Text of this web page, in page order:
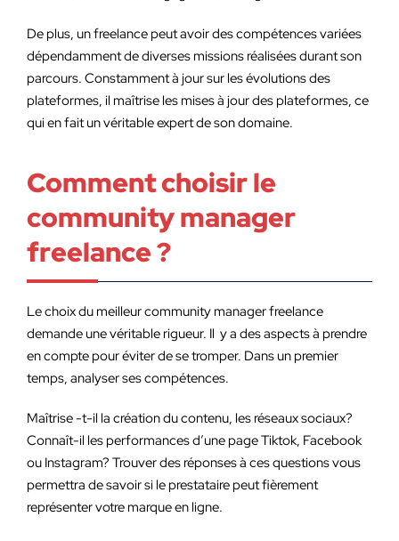
De plus, un freelance peut avoir des compétences variées
dépendamment de diverses missions réalisées durant son
parcours. Constamment à jour sur les évolutions des
plateformes, il maîtrise les mises à jour des plateformes, ce
qui en fait un véritable expert de son domaine.
Comment choisir le
community manager
freelance ?
Le choix du meilleur community manager freelance
demande une véritable rigueur. Il y a des aspects à prendre
en compte pour éviter de se tromper. Dans un premier
temps, analyser ses compétences.
Maîtrise -t-il la création du contenu, les réseaux sociaux?
Connaît-il les performances d’une page Tiktok, Facebook
ou Instagram? Trouver des réponses à ces questions vous
permettra de savoir si le prestataire peut fièrement
représenter votre marque en ligne.